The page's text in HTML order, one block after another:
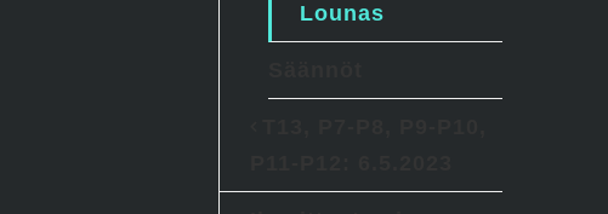
Lounas